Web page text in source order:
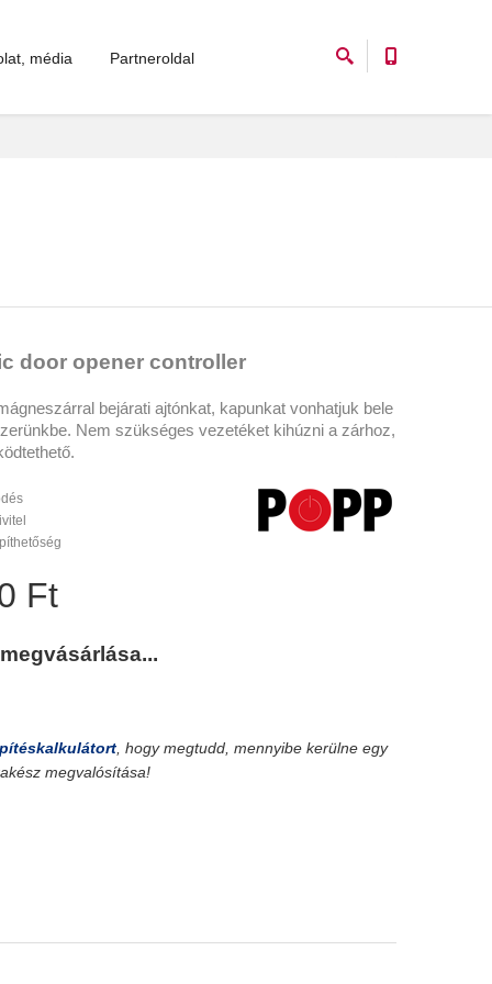
média Partneroldal
door opener controller
bejárati ajtónkat, kapunkat vonhatjuk bele
Nem szükséges vezetéket kihúzni a zárhoz,
Ft
, hogy megtudd, mennyibe kerülne egy
megvalósítása!